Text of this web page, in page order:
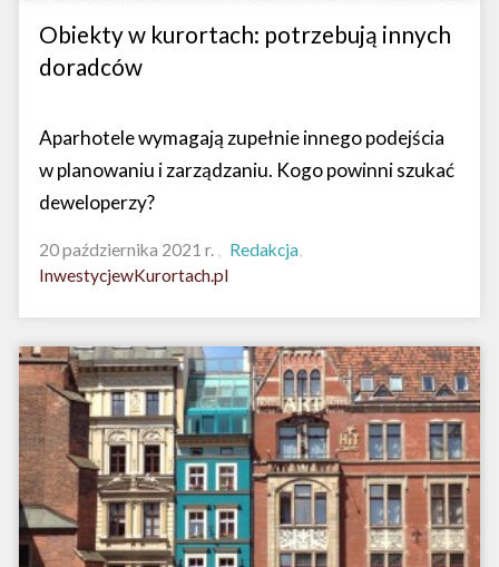
Obiekty w kurortach: potrzebują innych
doradców
Aparhotele wymagają zupełnie innego podejścia
w planowaniu i zarządzaniu. Kogo powinni szukać
deweloperzy?
20 października 2021 r.
Redakcja
InwestycjewKurortach.pl